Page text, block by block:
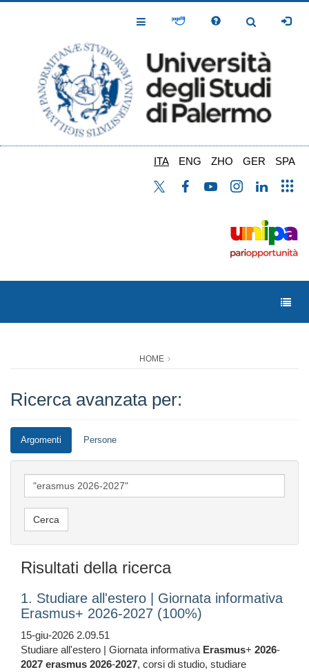
Toggle
Toggle
ITA ENG ZHO GER SPA
HOME
Ricerca avanzata per:
Argomenti Persone
Risultati della ricerca
1. Studiare all'estero | Giornata informativa
Erasmus+ 2026-2027 (100%)
15-giu-2026 2.09.51
Studiare all'estero | Giornata informativa Erasmus+ 2026-
2027 erasmus 2026-2027, corsi di studio, studiare